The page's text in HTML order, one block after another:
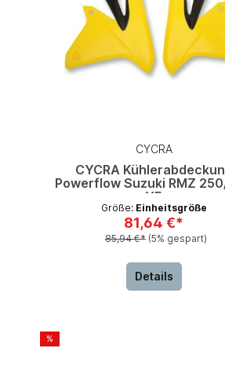
CYCRA
CYCRA
Powerflow Suzuki RMZ
YE
Größe: Einheitsgröße
81,64 €*
85,94 €* (5% gespart)
Details
%